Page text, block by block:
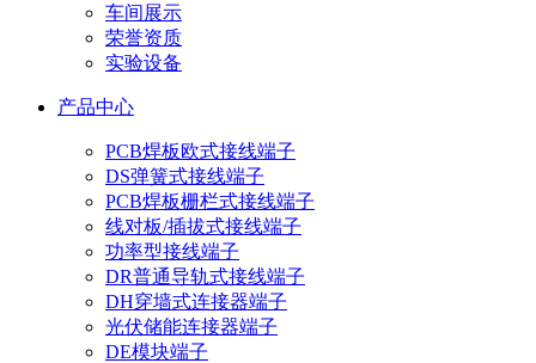
车间展示
荣誉资质
实验设备
产品中心
PCB焊板欧式接线端子
DS弹簧式接线端子
PCB焊板栅栏式接线端子
线对板/插拔式接线端子
功率型接线端子
DR普通导轨式接线端子
DH穿墙式连接器端子
光伏储能连接器端子
DE模块端子